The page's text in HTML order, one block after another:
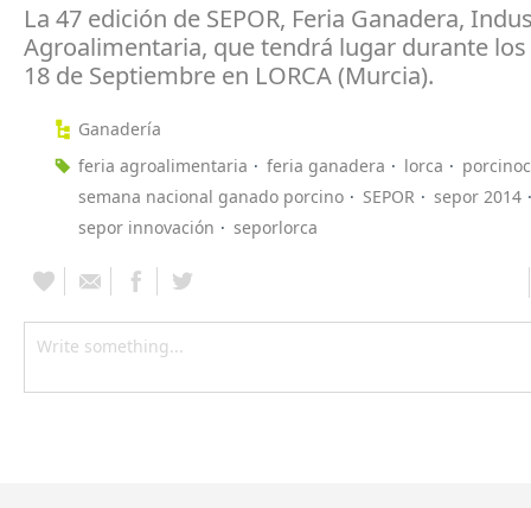
La 47 edición de SEPOR, Feria Ganadera,
Agroalimentaria, que tendrá lugar durante los
18 de Septiembre en LORCA (Murcia).
Ganadería
feria agroalimentaria
feria ganadera lorca
semana nacional ganado porcino
SEPOR
sepor 2014
sepor innovación
seporlorca